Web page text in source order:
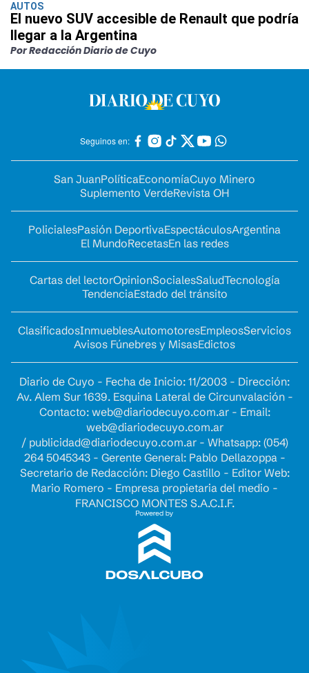
AUTOS
El nuevo SUV accesible de Renault que podría
llegar a la Argentina
Por Redacción Diario de Cuyo
Seguinos en:
San JuanPolíticaEconomíaCuyo Minero
Suplemento VerdeRevista OH
PolicialesPasión DeportivaEspectáculosArgentina
El MundoRecetasEn las redes
Cartas del lectorOpinionSocialesSaludTecnología
TendenciaEstado del tránsito
ClasificadosInmueblesAutomotoresEmpleosServicios
Avisos Fúnebres y MisasEdictos
Diario de Cuyo - Fecha de Inicio: 11/2003 - Dirección:
Av. Alem Sur 1639. Esquina Lateral de Circunvalación -
Contacto: web@diariodecuyo.com.ar- Email:
web@diariodecuyo.com.ar
/ publicidad@diariodecuyo.com.ar- Whatsapp: (054)
264 5045343 - Gerente General: Pablo Dellazoppa -
Secretario de Redacción: Diego Castillo - Editor Web:
Mario Romero - Empresa propietaria del medio -
FRANCISCO MONTES S.A.C.I.F.